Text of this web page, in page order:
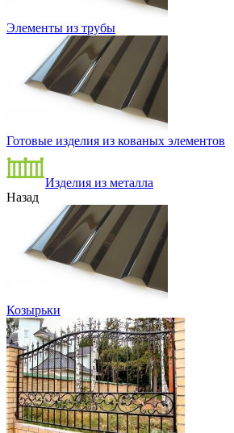
Элементы из трубы
Готовые изделия из кованых элементов
Изделия из металла
Назад
Козырьки